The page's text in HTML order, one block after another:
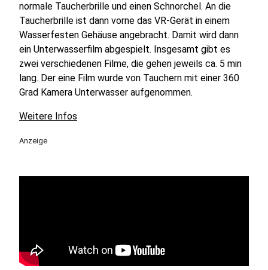
normale Taucherbrille und einen Schnorchel. An die
Taucherbrille ist dann vorne das VR-Gerät in einem
Wasserfesten Gehäuse angebracht. Damit wird dann
ein Unterwasserfilm abgespielt. Insgesamt gibt es
zwei verschiedenen Filme, die gehen jeweils ca. 5 min
lang. Der eine Film wurde von Tauchern mit einer 360
Grad Kamera Unterwasser aufgenommen.
Weitere Infos
Anzeige